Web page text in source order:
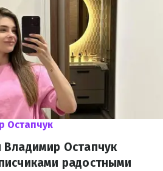
Остапчук
Остапчук
радостными